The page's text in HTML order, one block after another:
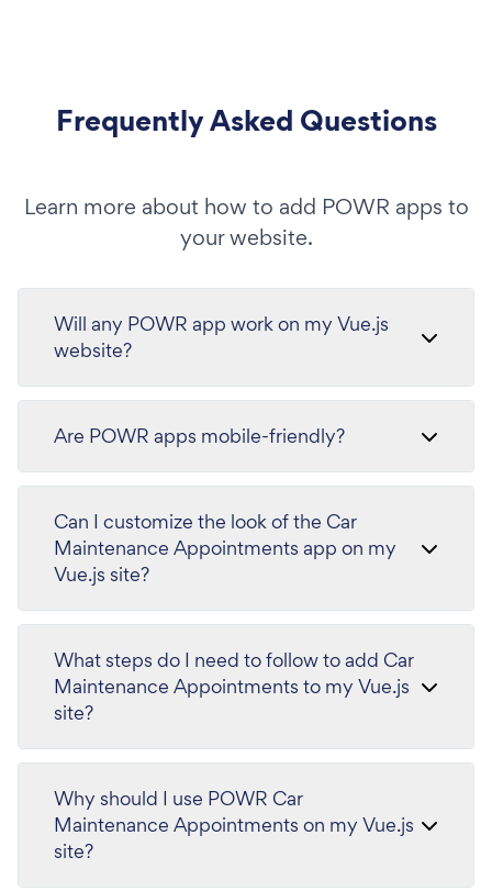
Frequently Asked Questions
Learn more about how to add POWR apps to
your website.
Will any POWR app work on my Vue.js
website?
Are POWR apps mobile-friendly?
Can I customize the look of the Car
Maintenance Appointments app on my
Vue.js site?
What steps do I need to follow to add Car
Maintenance Appointments to my Vue.js
site?
Why should I use POWR Car
Maintenance Appointments on my Vue.js
site?